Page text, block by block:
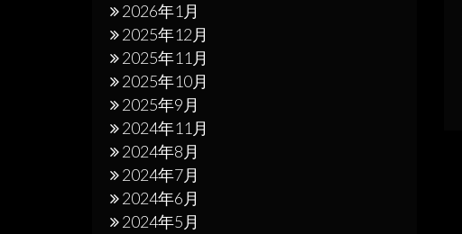
2026年1月
2025年12月
2025年11月
2025年10月
2025年9月
2024年11月
2024年8月
2024年7月
2024年6月
2024年5月